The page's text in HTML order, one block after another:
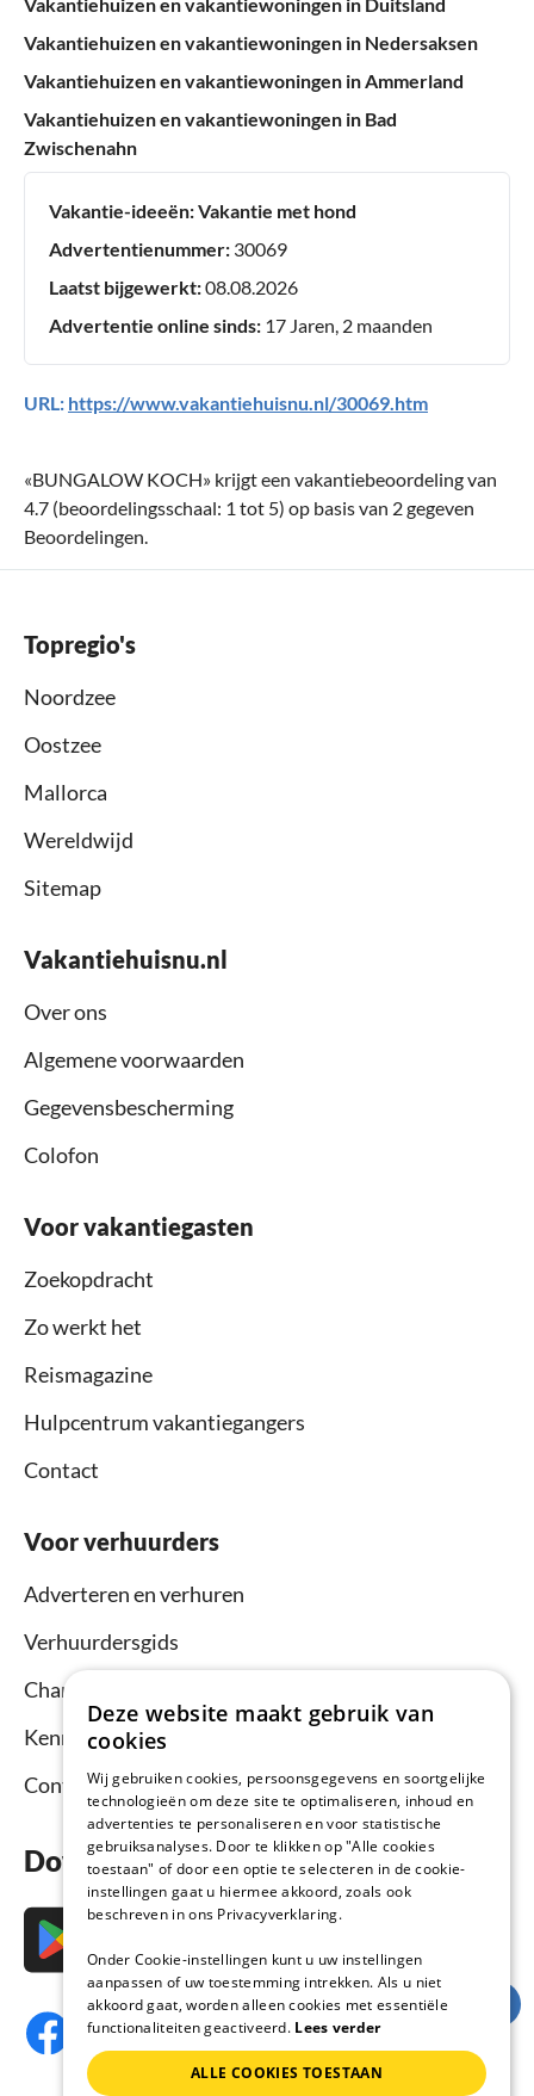
Vakantiehuizen en vakantiewoningen in Nedersaksen
Vakantiehuizen en vakantiewoningen in Ammerland
Vakantiehuizen en vakantiewoningen in Bad
Zwischenahn
Vakantie-ideeën:Vakantie met hond
Advertentienummer: 30069
Laatst bijgewerkt:08.08.2026
Advertentie online sinds: 17 Jaren, 2 maanden
URL: https://www.vakantiehuisnu.nl/30069.htm
«BUNGALOW KOCH» krijgt een vakantiebeoordeling van
4.7 (beoordelingsschaal: 1 tot 5) op basis van 2gegeven
Beoordelingen.
Topregio's
Noordzee
Oostzee
Mallorca
Wereldwijd
Sitemap
Vakantiehuisnu.nl
Over ons
Algemene voorwaarden
Gegevensbescherming
Colofon
Voor vakantiegasten
Zoekopdracht
Zo werkt het
Reismagazine
Hulpcentrum vakantiegangers
Contact
Voor verhuurders
Adverteren en verhuren
Verhuurdersgids
Channel Manager
Kennisbank verhuurders
Contact
Download nu de app
Deze website maakt gebruik van
cookies
Wij gebruiken cookies, persoonsgegevens en soortgelijke
technologieën om deze site te optimaliseren, inhoud en
advertenties te personaliseren en voor statistische
gebruiksanalyses. Door te klikken op "Alle cookies
toestaan" of door een optie te selecteren in de cookie-
instellingen gaat u hiermee akkoord, zoals ook
beschreven in ons Privacyverklaring.
Onder Cookie-instellingen kunt u uw instellingen
aanpassen of uw toestemming intrekken. Als u niet
akkoord gaat, worden alleen cookies met essentiële
functionaliteiten geactiveerd. Lees verder
ALLE COOKIES TOESTAAN